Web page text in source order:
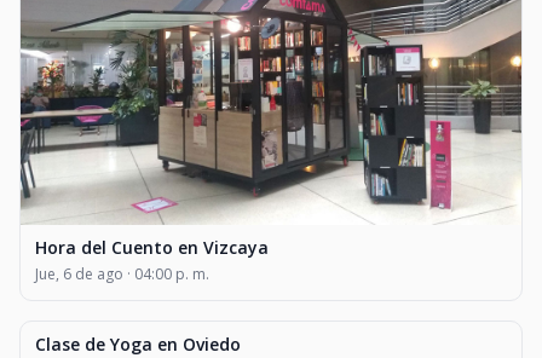
Hora del Cuento en Vizcaya
Jue, 6 de ago · 04:00 p. m.
CLASES Y TALLERES
Clase de Yoga en Oviedo